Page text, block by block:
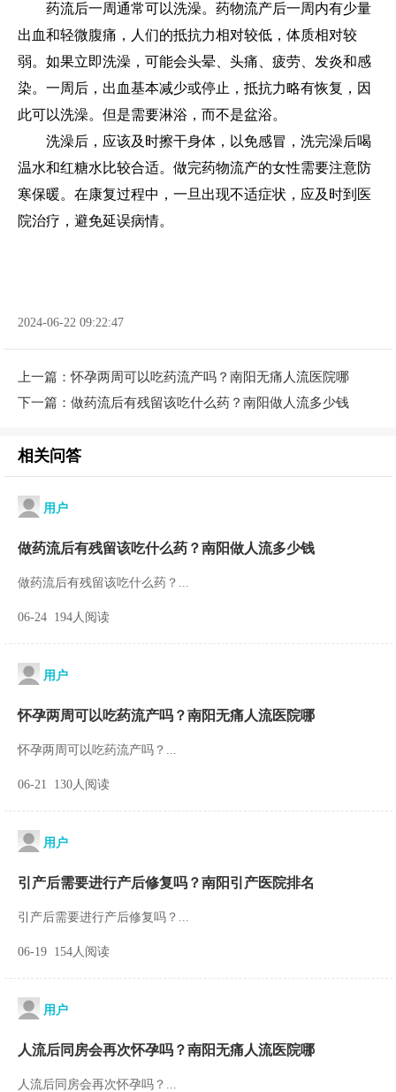
药流后一周通常可以洗澡。药物流产后一周内有少量
出血和轻微腹痛，人们的抵抗力相对较低，体质相对较
弱。如果立即洗澡，可能会头晕、头痛、疲劳、发炎和感
染。一周后，出血基本减少或停止，抵抗力略有恢复，因
此可以洗澡。但是需要淋浴，而不是盆浴。
洗澡后，应该及时擦干身体，以免感冒，洗完澡后喝
温水和红糖水比较合适。做完药物流产的女性需要注意防
寒保暖。在康复过程中，一旦出现不适症状，应及时到医
院治疗，避免延误病情。
2024-06-22 09:22:47
上一篇：怀孕两周可以吃药流产吗？南阳无痛人流医院哪
下一篇： 做药流后有残留该吃什么药？南阳做人流多少钱
相关问答
用户
做药流后有残留该吃什么药？南阳做人流多少钱
做药流后有残留该吃什么药？...
06-24 194人阅读
用户
怀孕两周可以吃药流产吗？南阳无痛人流医院哪
怀孕两周可以吃药流产吗？...
06-21 130人阅读
用户
引产后需要进行产后修复吗？南阳引产医院排名
引产后需要进行产后修复吗？...
06-19 154人阅读
用户
人流后同房会再次怀孕吗？南阳无痛人流医院哪
人流后同房会再次怀孕吗？...